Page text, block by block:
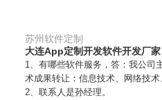
苏州软件定制
大连App定制开发软件开发厂
1、有哪些软件服务，答：我公司
术成果转让：信息技术、网络技术
2、联系人是孙经理。